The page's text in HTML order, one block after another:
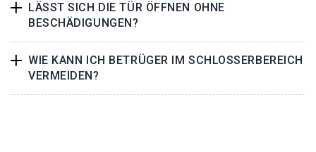
LÄSST SICH DIE TÜR ÖFFNEN OHNE
BESCHÄDIGUNGEN?
WIE KANN ICH BETRÜGER IM SCHLOSSERBEREICH
VERMEIDEN?